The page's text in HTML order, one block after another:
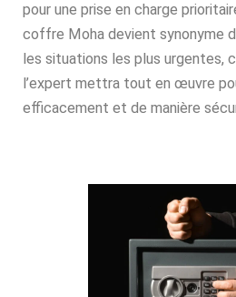
pour une prise en charge
coffre Moha devient synonyme
les situations les plus urgentes,
l’expert mettra tout en œuvre
efficacement et de manière